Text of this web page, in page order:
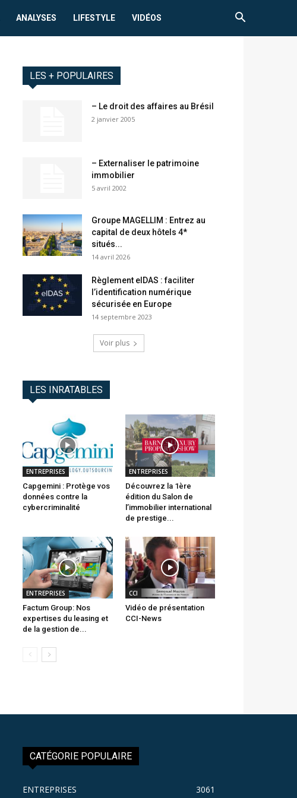
ANALYSES LIFESTYLE VIDÉOS
LES + POPULAIRES
– Le droit des affaires au Brésil
2 janvier 2005
– Externaliser le patrimoine
immobilier
5 avril 2002
Groupe MAGELLIM : Entrez au
capital de deux hôtels 4*
situés...
14 avril 2026
Règlement eIDAS : faciliter
l’identification numérique
sécurisée en Europe
14 septembre 2023
Voir plus
LES INRATABLES
ENTREPRISES
Capgemini : Protège vos
données contre la
cybercriminalité
ENTREPRISES
Découvrez la 1ère
édition du Salon de
l’immobilier international
de prestige...
ENTREPRISES
Factum Group: Nos
expertises du leasing et
de la gestion de...
CCI
Vidéo de présentation
CCI-News
CATÉGORIE POPULAIRE
ENTREPRISES 3061